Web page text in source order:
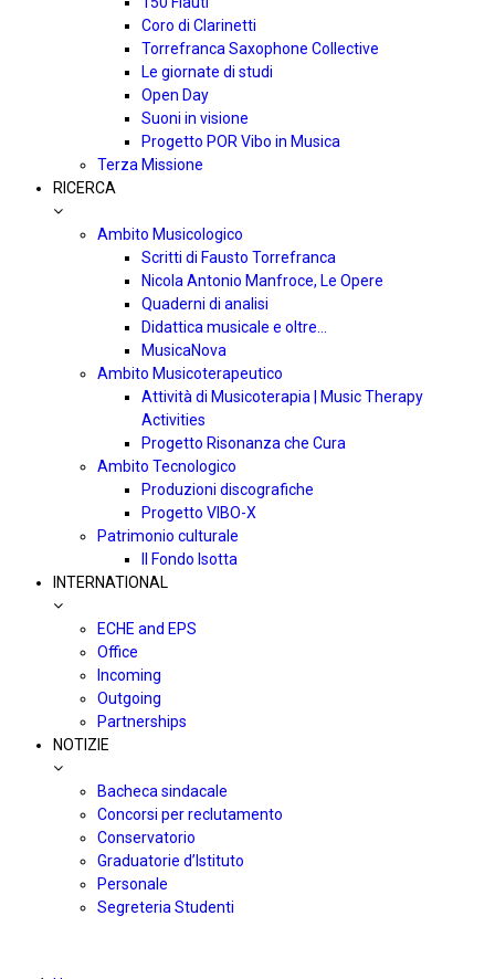
Coro di Clarinetti
Torrefranca Saxophone Collective
Le giornate di studi
Open Day
Suoni in visione
Progetto POR Vibo in Musica
Terza Missione
RICERCA
Ambito Musicologico
Scritti di Fausto Torrefranca
Nicola Antonio Manfroce, Le Opere
Quaderni di analisi
Didattica musicale e oltre…
MusicaNova
Ambito Musicoterapeutico
Attività di Musicoterapia | Music Therapy
Activities
Progetto Risonanza che Cura
Ambito Tecnologico
Produzioni discografiche
Progetto VIBO-X
Patrimonio culturale
Il Fondo Isotta
INTERNATIONAL
ECHE and EPS
Office
Incoming
Outgoing
Partnerships
NOTIZIE
Bacheca sindacale
Concorsi per reclutamento
Conservatorio
Graduatorie d’Istituto
Personale
Segreteria Studenti